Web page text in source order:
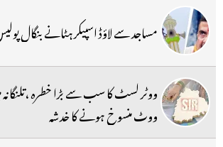
مساجد سے لاؤڈ اسپیکر ہٹانے بنگال
ووٹ منسوخ ہونے کا خدشہ